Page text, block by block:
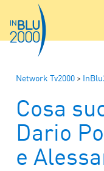
Network Tv2000 >
Cosa
Dario
e